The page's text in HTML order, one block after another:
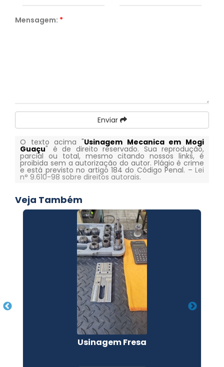
Mensagem: *
Enviar
O texto acima "Usinagem Mecanica em Mogi
Guaçu" é de direito reservado. Sua reprodução,
parcial ou total, mesmo citando nossos links, é
proibida sem a autorização do autor. Plágio é crime
e está previsto no artigo 184 do Código Penal. – Lei
n° 9.610-98 sobre direitos autorais.
Veja Também
Usinagem Fresa